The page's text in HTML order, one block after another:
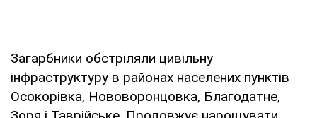
Загарбники обстріляли цивільну
інфраструктуру в районах населених пунктів
Осокорівка, Нововоронцовка, Благодатне,